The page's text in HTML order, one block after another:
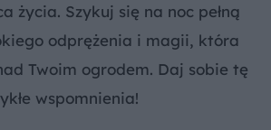
życia. Szykuj się na noc pełną
odprężenia i magii, która
Twoim ogrodem. Daj sobie tę
wspomnienia!